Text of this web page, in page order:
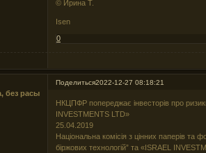
© Ирина Т.
Isen
0
Поделиться2022-12-27 08:18:21
без расы
НКЦПФР попереджає інвесторів про
INVESTMENTS LTD»
25.04.2019
Національна комісія з цінних паперів та
біржових технологій” та «ISRAEL